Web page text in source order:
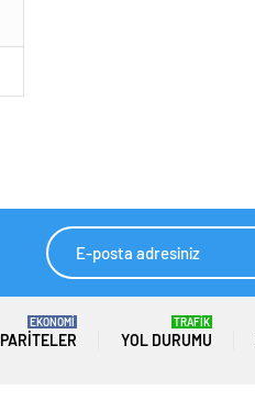
PARITELER
EKONOMİ
YOL DURUMU
TRAFİK